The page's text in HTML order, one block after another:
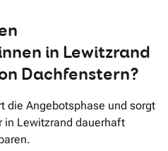
in Lewitzrand
Dachfenstern?
die Angebotsphase und sorgt
in Lewitzrand dauerhaft